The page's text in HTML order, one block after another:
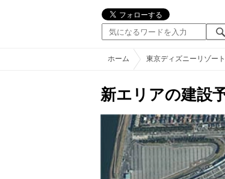
ホーム 東京ディズニーリゾート
新エリアの建設